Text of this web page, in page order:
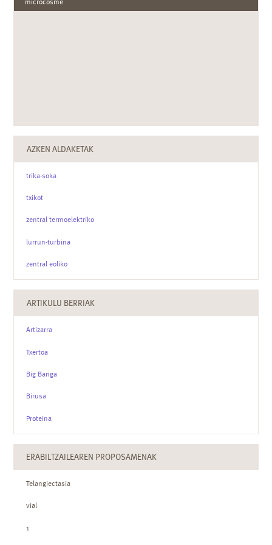
microcosme
AZKEN ALDAKETAK
trika-soka
txikot
zentral termoelektriko
lurrun-turbina
zentral eoliko
ARTIKULU BERRIAK
Artizarra
Txertoa
Big Banga
Birusa
Proteina
ERABILTZAILEAREN PROPOSAMENAK
Telangiectasia
vial
1